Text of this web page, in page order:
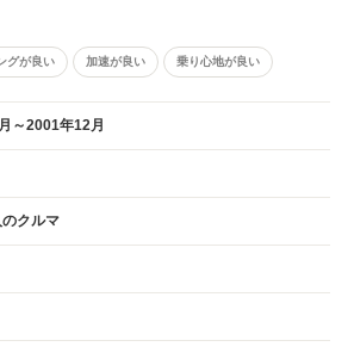
グが良い 加速が良い 乗り心地が良い
～2001年12月
クルマ